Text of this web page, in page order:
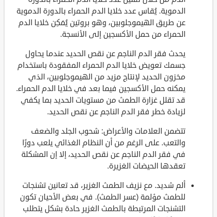
الدموية. يُقاس عدد خلايا الدم الحمراء بالدورة الدموية
عن طريق الهيموجلوبين، وهو بروتين يُمَكِن خلايا الدم
الحمراء من حمل الأكسجين إلى الأنسجة.
يحدث فقر الدم الناجم عن نقص الحديد عندما يحاول
جسمك تعويض خلايا الدم الحمراء المفقودة باستخدام
مخزون الحديد لإنتاج مزيد من الهيموجلوبين، الذي
يمكنه حمل الأكسجين فيما بعد في خلايا الدم الحمراء.
قد تقلل غزارة الطمث من مستويات الحديد بما يكفي
لزيادة خطر فقر الدم الناجم عن نقص الحديد.
تتضمن العلامات والأعراض: شحوب الجلد والضعف
والتعب. على الرغم من أن النظام الغذائي يلعب دورًا
في فقر الدم الناجم عن نقص الحديد، إلا إن المشكلة
تعقدها الحيضات الغزيرة.
ألم شديد. مع نزيف الطمث الغزير، قد تعانين تشنجات
للطمث مؤلمة (عسر الطمث). في بعض الأحيان تكون
التشنجات المرتبطة بالطمث الغزير حادة بشكل يتطلب